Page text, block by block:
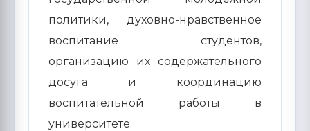
политики, духовно-нравственное
воспитание студентов,
организацию их содержательного
досуга и координацию
воспитательной работы в
университете.